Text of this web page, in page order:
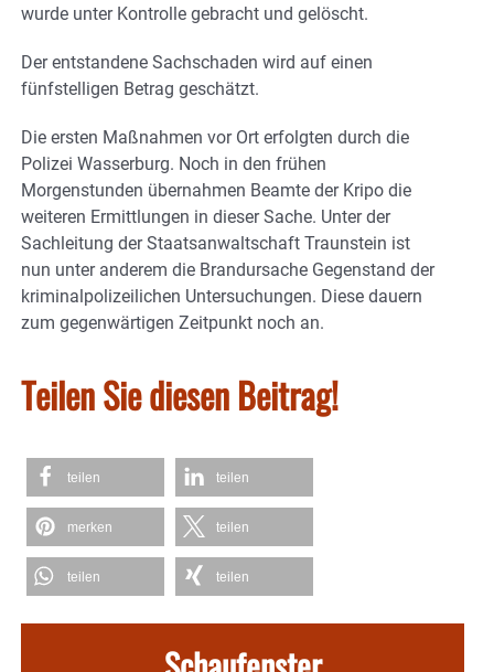
wurde unter Kontrolle gebracht und gelöscht.
Der entstandene Sachschaden wird auf einen
fünfstelligen Betrag geschätzt.
Die ersten Maßnahmen vor Ort erfolgten durch die
Polizei Wasserburg. Noch in den frühen
Morgenstunden übernahmen Beamte der Kripo die
weiteren Ermittlungen in dieser Sache. Unter der
Sachleitung der Staatsanwaltschaft Traunstein ist
nun unter anderem die Brandursache Gegenstand der
kriminalpolizeilichen Untersuchungen. Diese dauern
zum gegenwärtigen Zeitpunkt noch an.
Teilen Sie diesen Beitrag!
teilen teilen
merken teilen
teilen teilen